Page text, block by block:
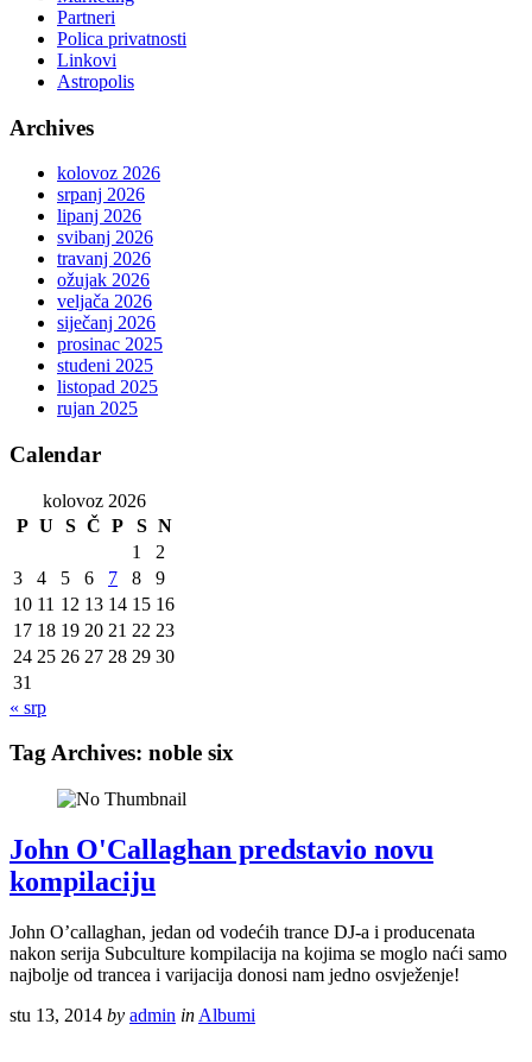
Partneri
Polica privatnosti
Linkovi
Astropolis
Archives
kolovoz 2026
srpanj 2026
lipanj 2026
svibanj 2026
travanj 2026
ožujak 2026
veljača 2026
siječanj 2026
prosinac 2025
studeni 2025
listopad 2025
rujan 2025
Calendar
kolovoz 2026
P U S Č P S N
1
2
3
4 5 6 7 8
9
10 11 12 13 14 15 16
17 18 19 20 21 22 23
24 25 26 27 28 29 30
31
« srp
Tag Archives: noble six
John O'Callaghan predstavio novu
kompilaciju
John O’callaghan, jedan od vodećih trance DJ-a i producenata
nakon serija Subculture kompilacija na kojima se moglo naći samo
najbolje od trancea i varijacija donosi nam jedno osvježenje!
stu 13, 2014 by admin in Albumi